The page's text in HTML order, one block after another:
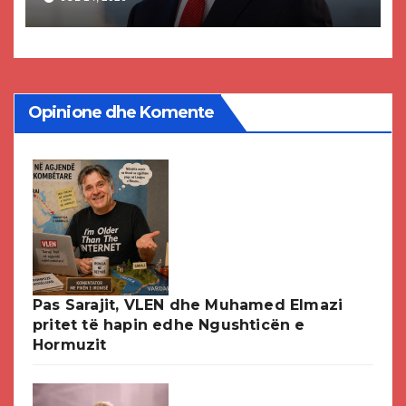
paligjshëm të selisë së VMRO-
DPMNE-së
Opinione dhe Komente
Pas Sarajit, VLEN dhe Muhamed Elmazi
pritet të hapin edhe Ngushticën e
Hormuzit